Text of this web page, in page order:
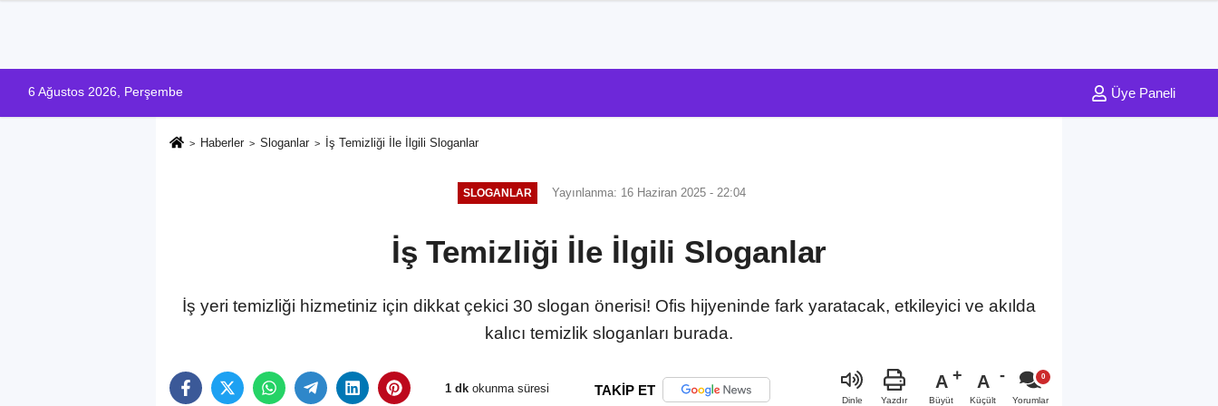
6 Ağustos 2026, Perşembe Üye Paneli
Haberler Sloganlar İş Temizliği İle İlgili Sloganlar
SLOGANLAR Yayınlanma: 16 Haziran 2025 - 22:04
İş Temizliği İle İlgili Sloganlar
İş yeri temizliği hizmetiniz için dikkat çekici 30 slogan önerisi! Ofis hijyeninde fark yaratacak, etkileyici ve akılda
kalıcı temizlik sloganları burada.
1 dk okunma süresi TAKİP ET
Dinle Yazdır
A
Büyüt
A
Küçült Yorumlar